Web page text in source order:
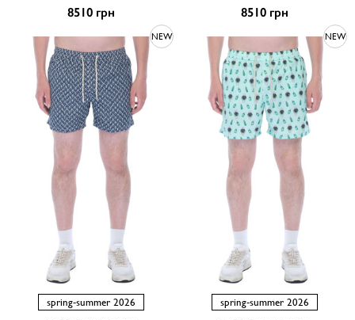
8510 грн 8510 грн
NEW
spring-summer 2026
NEW
spring-summer 2026